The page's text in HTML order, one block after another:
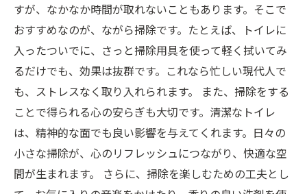
すが、なかなか時間が取れないこともあります。そこで
おすすめなのが、ながら掃除です。たとえば、トイレに
入ったついでに、さっと掃除用具を使って軽く拭いてみ
るだけでも、効果は抜群です。これなら忙しい現代人で
も、ストレスなく取り入れられます。 また、掃除をする
ことで得られる心の安らぎも大切です。清潔なトイレ
は、精神的な面でも良い影響を与えてくれます。日々の
小さな掃除が、心のリフレッシュにつながり、快適な空
間が生まれます。 さらに、掃除を楽しむための工夫とし